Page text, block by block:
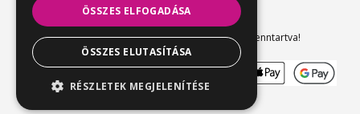
Vendeglatosmelok.hu © 2024. Minden jog fenntartva!
ÖSSZES ELFOGADÁSA
ÖSSZES ELUTASÍTÁSA
RÉSZLETEK MEGJELENÍTÉSE